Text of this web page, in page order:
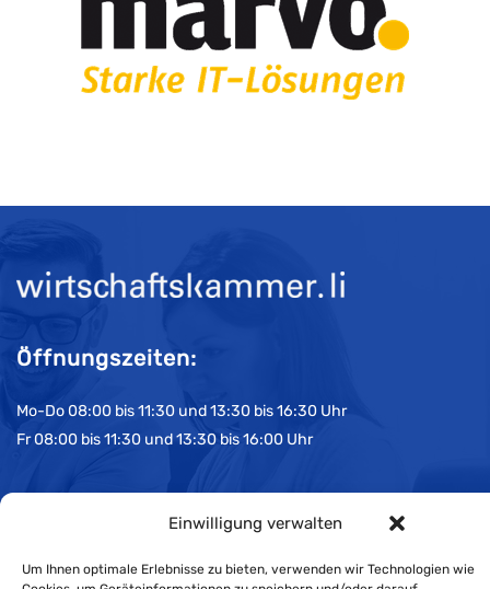
Einwilligung verwalten
Um Ihnen optimale Erlebnisse zu bieten, verwenden wir Technologien wie
Öffnungszeiten:
Mo-Do 08:00 bis 11:30 und 13:30 bis 16:30 Uhr
Fr 08:00 bis 11:30 und 13:30 bis 16:00 Uhr